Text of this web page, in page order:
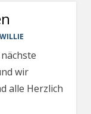
wir
alle Herzlich